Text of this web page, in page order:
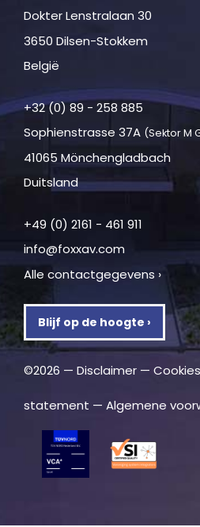
Dokter Lenstralaan 30
3650 Dilsen-Stokkem
België
+32 (0) 89 - 258 885
Sophienstrasse 37A (Sektor M
41065 Mönchengladbach
Duitsland
+49 (0) 2161 - 461 911
info@foxxav.com
Alle contactgegevens ›
Blijf op de hoogte ›
©2026 — Disclaimer — Cookies
statement — Algemene